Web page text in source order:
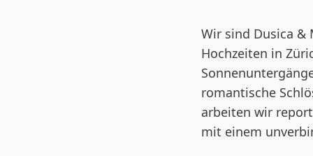
Wir sind Dusica &
Hochzeiten in
romantische
arbeiten wir
mit einem